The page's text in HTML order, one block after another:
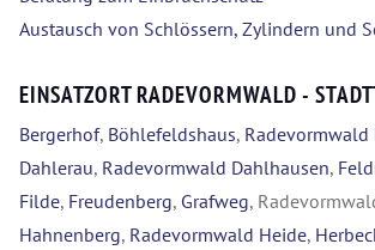
Austausch von Schlössern, Zylindern und
EINSATZORT RADEVORMWALD -
Bergerhof, Böhlefeldshaus, Radevormwald
Dahlerau, Radevormwald Dahlhausen,
Filde, Freudenberg, Grafweg,
Hahnenberg, Radevormwald Heide,